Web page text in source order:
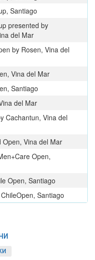
Santiago
presented by
del Mar
by Rosen, Vina del
Vina del Mar
Santiago
del Mar
Cachantun, Vina del
Open, Vina del Mar
Open,
Open, Santiago
Santiago